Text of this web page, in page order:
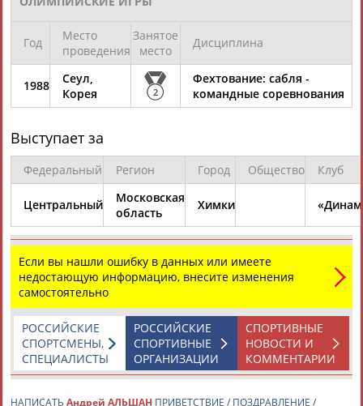
Камалудин
АБДУЛДАУДОВ
Абдула
АБДУЛЖАЛИЛОВ
Магомед
АБДУЛКАГИРОВ
Назир
АБДУЛЛАЕВ
24 персон из 13181
ЕЩЁ ПЕРСОНЫ
ТАБЛО АКТИВНОСТИ
ЦЕЛИ ПРОЕКТА КОНТАКТЫ НАШИ КНОПКИ РЕКЛАМА
Год
Место
проведения
Занятое
место
Дисциплина
1988
Сеул,
Корея
2
Фехтование: сабля -
командные соревнования
Выступает за
Федеральный Регион Город Общество Клуб
Центральный
Московская
область
Химки
Если вы нашли ошибку в данных или имеете
недостающую информацию, внесите изменения
самостоятельно
СПОРТИВНЫЕ
НОВОСТИ И
КОММЕНТАРИИ
РОССИЙСКИЕ
СПОРТИВНЫЕ
ОРГАНИЗАЦИИ
РОССИЙСКИЕ
СПОРТСМЕНЫ,
СПЕЦИАЛИСТЫ
НАПИСАТЬ Андрей АЛЬШАН ПРИВЕТСТВИЕ / ПОЗДРАВЛЕНИЕ /